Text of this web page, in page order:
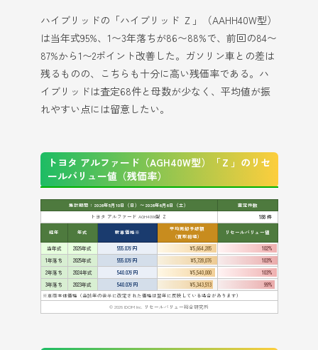
ハイブリッドの「ハイブリッド Ｚ」（AAHH40W型）
は当年式95%、1〜3年落ちが86〜88%で、前回の84〜
87%から1〜2ポイント改善した。ガソリン車との差は
残るものの、こちらも十分に高い残価率である。ハ
イブリッドは査定68件と母数が少なく、平均値が振
れやすい点には留意したい。
トヨタ アルファード（AGH40W型）「Ｚ」のリセ
ールバリュー値（残価率）
集計期間：2026年5月10日（日）〜2026年6月6日（土）
査定件数
トヨタ アルファード AGH40W型 Ｚ
188 件
経年 年式 新車価格※
平均売却予想額
（買取相場）
リセールバリュー値
当年式 2026年式 555.0万円 ¥5,664,285
102%
1年落ち
2025年式 555.0万円 ¥5,728,076
103%
2年落ち
2024年式 540.0万円 ¥5,540,000
103%
3年落ち
2023年式 540.0万円 ¥5,343,513
99%
※車両本体価格（当該年の後半に改定された価格は翌年に反映している場合があります）
© 2026 IDOM Inc. リセールバリュー総合研究所